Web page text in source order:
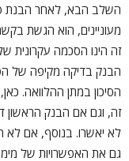
השלב הבא, לאחר הבנת
מעוניינים, הוא הגשת
זה הינו הסכמה עקרונית
הבנק בדיקה מקיפה של
הסיכון במתן ההלוואה.
זה, וגם אם הבנק
לא יאשרו. בנוסף, אם לא
גם את האפשרויות של